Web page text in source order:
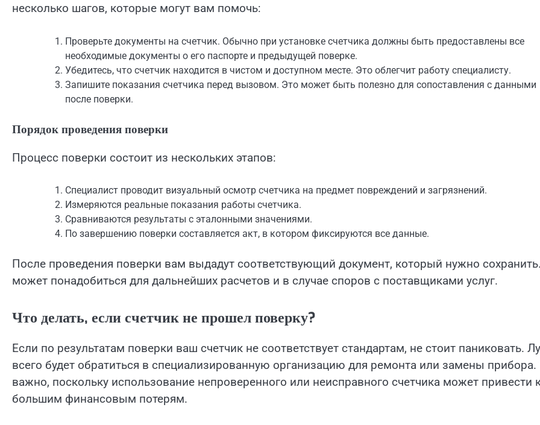
несколько шагов, которые могут вам помочь:
Проверьте документы на счетчик. Обычно при установке счетчика должны быть предоставлены все
необходимые документы о его паспорте и предыдущей поверке.
Убедитесь, что счетчик находится в чистом и доступном месте. Это облегчит работу специалисту.
Запишите показания счетчика перед вызовом. Это может быть полезно для сопоставления с данными
после поверки.
Порядок проведения поверки
Процесс поверки состоит из нескольких этапов:
Специалист проводит визуальный осмотр счетчика на предмет повреждений и загрязнений.
Измеряются реальные показания работы счетчика.
Сравниваются результаты с эталонными значениями.
По завершению поверки составляется акт, в котором фиксируются все данные.
После проведения поверки вам выдадут соответствующий документ, который нужно
может понадобиться для дальнейших расчетов и в случае споров с поставщиками услуг.
Что делать, если счетчик не прошел поверку?
Если по результатам поверки ваш счетчик не соответствует стандартам, не стоит паниковать.
всего будет обратиться в специализированную организацию для ремонта или замены прибора.
важно, поскольку использование непроверенного или неисправного счетчика может привести
большим финансовым потерям.